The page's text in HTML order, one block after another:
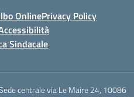
OnlinePrivacy Policy
Sindacale
centrale via Le Maire 24, 10086